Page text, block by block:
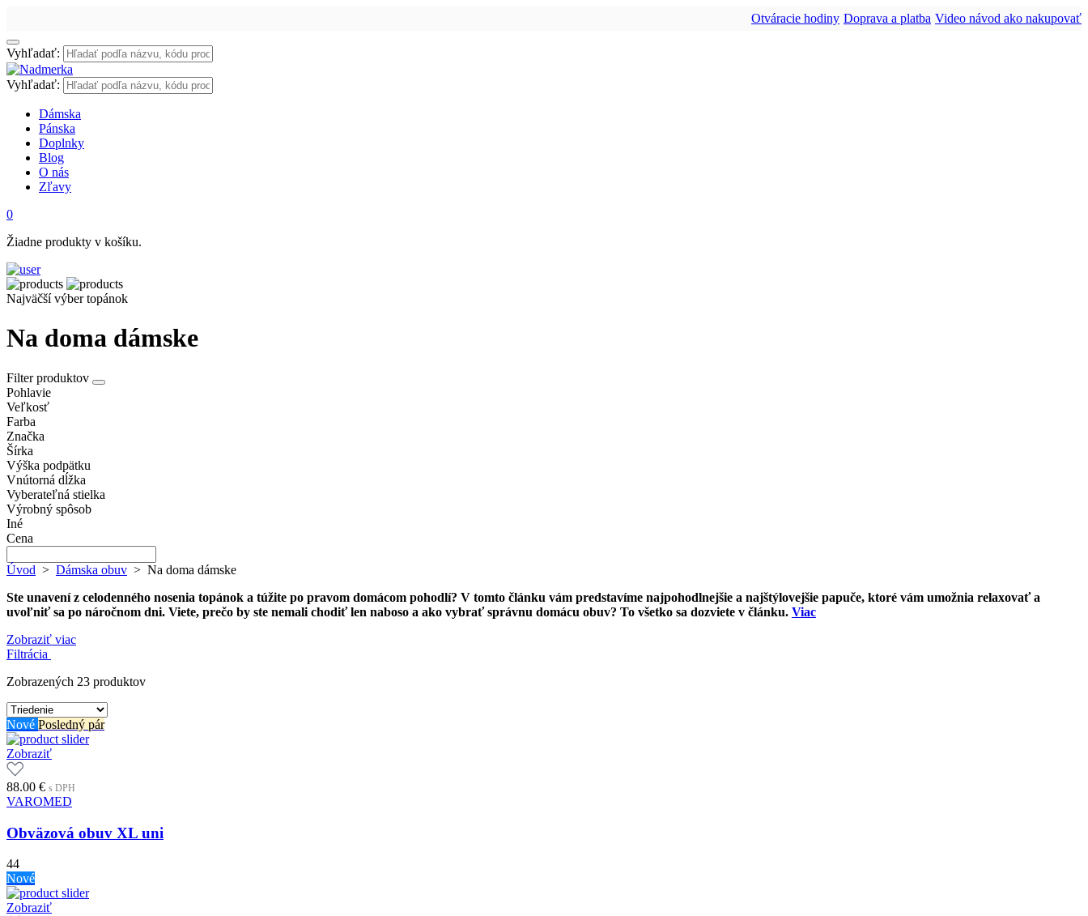
Otváracie hodiny Doprava a platba Video návod ako nakupovať
Vyhľadať:
Vyhľadať:
Dámska
Pánska
Doplnky
Blog
O nás
Zľavy
0
Žiadne produkty v košíku.
Najväčší výber topánok
Na doma dámske
Filter produktov
Pohlavie
Veľkosť
Farba
Značka
Šírka
Výška podpätku
Vnútorná dĺžka
Vyberateľná stielka
Výrobný spôsob
Iné
Cena
Úvod > Dámska obuv > Na doma dámske
Ste unavení z celodenného nosenia topánok a túžite po pravom domácom pohodlí? V tomto článku vám predstavíme najpohodlnejšie a najštýlovejšie papuče, ktoré vám umožnia relaxovať a
uvoľniť sa po náročnom dni. Viete, prečo by ste nemali chodiť len naboso a ako vybrať správnu domácu obuv? To všetko sa dozviete v článku. Viac
Zobraziť viac
Filtrácia
Zobrazených 23 produktov
Nové Posledný pár
Zobraziť
88.00 € s DPH
VAROMED
Obväzová obuv XL uni
44
Nové
Zobraziť